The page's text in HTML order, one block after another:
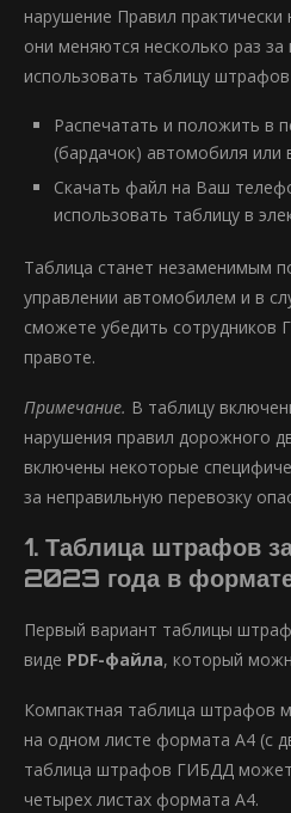
нарушение Правил
они меняются несколько раз
использовать таблицу
Распечатать и положить в
(бардачок) автомобиля или
Скачать файл на Ваш
использовать таблицу в
Таблица станет незаменимым
управлении автомобилем и в
сможете убедить сотрудников
правоте.
Примечание. В таблицу
нарушения правил дорожного
включены некоторые
за неправильную перевозку
1. Таблица штрафов
2023 года в
Первый вариант таблицы
виде PDF-файла, который
Компактная таблица штрафов
на одном листе формата А4 (с
таблица штрафов ГИБДД
четырех листах формата А4.